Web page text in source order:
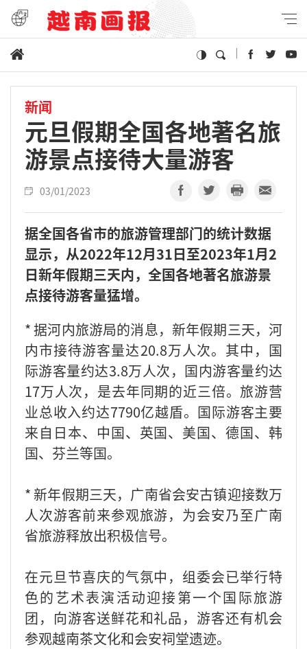
新闻
元旦假期全国各地著名旅
游景点接待大量游客
03/01/2023
据全国各省市的旅游管理部门的统计数据
显示，从2022年12月31日至2023年1月2
日新年假期三天内，全国各地著名旅游景
点接待游客量猛增。
* 据河内旅游局的消息，新年假期三天，河
内市接待游客量达20.8万人次。其中，国
际游客量约达3.8万人次，国内游客量约达
17万人次，是去年同期的近三倍。旅游营
业总收入约达7790亿越盾。国际游客主要
来自日本、中国、英国、美国、德国、韩
国、芬兰等国。
* 新年假期三天，广南省会安古镇迎接数万
人次游客前来参观旅游，为会安乃至广南
省旅游释放出积极信号。
在元旦节喜庆的气氛中，组委会已举行特
色的艺术表演活动迎接第一个国际旅游
团，向游客送鲜花和礼品，游客还有机会
参观越南茶文化和会安祠堂遗迹。